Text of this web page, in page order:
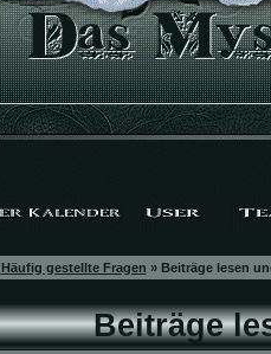
Häufig gestellte Fragen » Beiträge lesen
Beiträge